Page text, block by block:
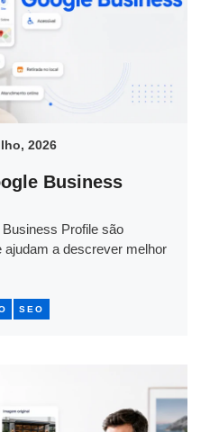
2026
Business
Profile são
ajudam a descrever melhor
SEO